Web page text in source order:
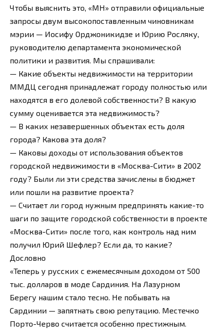
Чтобы выяснить это, «МН» отправили официальные
запросы двум высокопоставленным чиновникам
мэрии — Иосифу Орджоникидзе и Юрию Росляку,
руководителю департамента экономической
политики и развития. Мы спрашивали:
— Какие объекты недвижимости на территории
ММДЦ сегодня принадлежат городу полностью или
находятся в его долевой собственности? В какую
сумму оценивается эта недвижимость?
— В каких незавершенных объектах есть доля
города? Какова эта доля?
— Каковы доходы от использования объектов
городской недвижимости в «Москва-Сити» в 2002
году? Были ли эти средства зачислены в бюджет
или пошли на развитие проекта?
— Считает ли город нужным предпринять какие-то
шаги по защите городской собственности в проекте
«Москва-Сити» после того, как контроль над ним
получил Юрий Шефлер? Если да, то какие?
Дословно
«Теперь у русских с ежемесячным доходом от 500
тыс. долларов в моде Сардиния. На Лазурном
Берегу нашим стало тесно. Не побывать на
Сардинии — запятнать свою репутацию. Местечко
Порто-Черво считается особенно престижным.